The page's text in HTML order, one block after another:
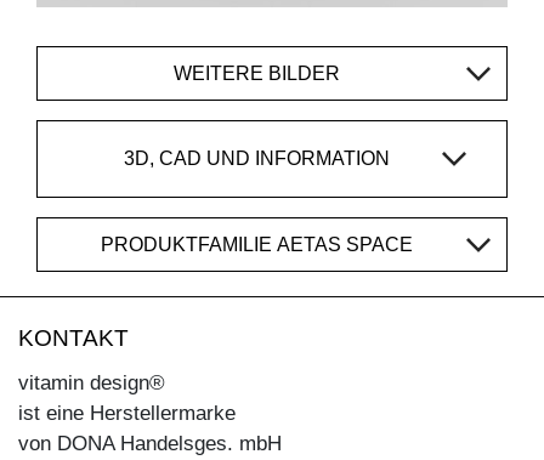
WEITERE BILDER
3D, CAD UND INFORMATION
PRODUKTFAMILIE AETAS SPACE
KONTAKT
vitamin design®
ist eine Herstellermarke
von DONA Handelsges. mbH